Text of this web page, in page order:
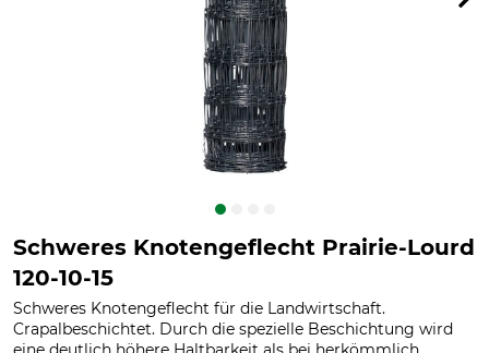
Schweres Knotengeflecht Prairie-Lourd
120-10-15
Schweres Knotengeflecht für die Landwirtschaft.
Crapalbeschichtet. Durch die spezielle Beschichtung wird